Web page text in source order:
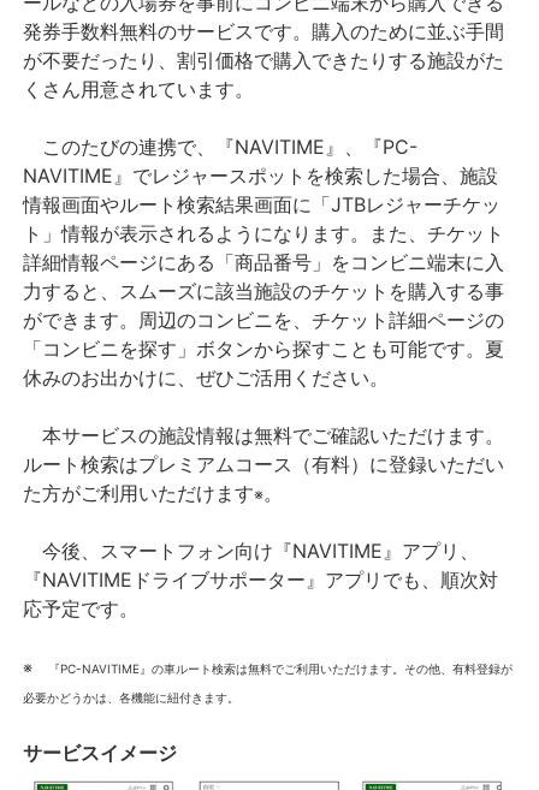
発券手数料無料のサービスです。購入のために並ぶ手間
が不要だったり、割引価格で購入できたりする施設がた
くさん用意されています。
このたびの連携で、『NAVITIME』、『PC-
NAVITIME』でレジャースポットを検索した場合、施設
情報画面やルート検索結果画面に「JTBレジャーチケッ
ト」情報が表示されるようになります。また、チケット
詳細情報ページにある「商品番号」をコンビニ端末に入
力すると、スムーズに該当施設のチケットを購入する事
ができます。周辺のコンビニを、チケット詳細ページの
「コンビニを探す」ボタンから探すことも可能です。夏
休みのお出かけに、ぜひご活用ください。
本サービスの施設情報は無料でご確認いただけます。
ルート検索はプレミアムコース（有料）に登録いただい
た方がご利用いただけます※。
今後、スマートフォン向け『NAVITIME』アプリ、
『NAVITIMEドライブサポーター』アプリでも、順次対
応予定です。
※
『PC-NAVITIME』の車ルート検索は無料でご利用いただけます。その他、有料登録が
必要かどうかは、各機能に紐付きます。
サービスイメージ